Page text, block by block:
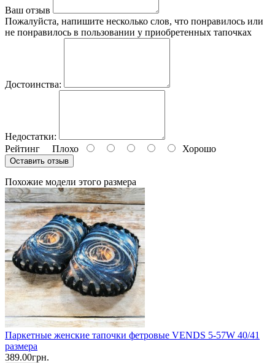
Ваш отзыв
Пожалуйста, напишите несколько слов, что понравилось или
не понравилось в пользовании у приобретенных тапочках
Достоинства:
Недостатки:
Рейтинг Плохо Хорошо
Оставить отзыв
Похожие модели этого размера
Паркетные женские тапочки фетровые VENDS 5-57W 40/41
размера
389.00грн.